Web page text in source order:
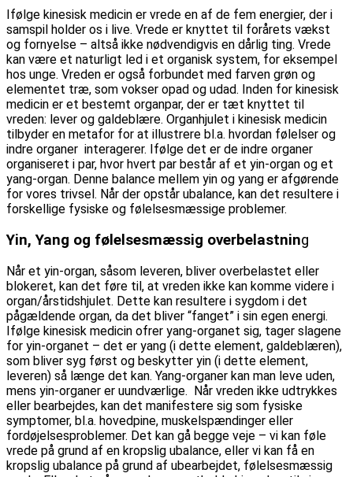
Ifølge kinesisk medicin er vrede en af de fem energier, der i
samspil holder os i live. Vrede er knyttet til forårets vækst
og fornyelse – altså ikke nødvendigvis en dårlig ting. Vrede
kan være et naturligt led i et organisk system, for eksempel
hos unge. Vreden er også forbundet med farven grøn og
elementet træ, som vokser opad og udad. Inden for kinesisk
medicin er et bestemt organpar, der er tæt knyttet til
vreden: lever og galdeblære. Organhjulet i kinesisk medicin
tilbyder en metafor for at illustrere bl.a. hvordan følelser og
indre organer interagerer. Ifølge det er de indre organer
organiseret i par, hvor hvert par består af et yin-organ og et
yang-organ. Denne balance mellem yin og yang er afgørende
for vores trivsel. Når der opstår ubalance, kan det resultere i
forskellige fysiske og følelsesmæssige problemer.
Yin, Yang og følelsesmæssig overbelastning
Når et yin-organ, såsom leveren, bliver overbelastet eller
blokeret, kan det føre til, at vreden ikke kan komme videre i
organ/årstidshjulet. Dette kan resultere i sygdom i det
pågældende organ, da det bliver “fanget” i sin egen energi.
Ifølge kinesisk medicin ofrer yang-organet sig, tager slagene
for yin-organet – det er yang (i dette element, galdeblæren),
som bliver syg først og beskytter yin (i dette element,
leveren) så længe det kan. Yang-organer kan man leve uden,
mens yin-organer er uundværlige. Når vreden ikke udtrykkes
eller bearbejdes, kan det manifestere sig som fysiske
symptomer, bl.a. hovedpine, muskelspændinger eller
fordøjelsesproblemer. Det kan gå begge veje – vi kan føle
vrede på grund af en kropslig ubalance, eller vi kan få en
kropslig ubalance på grund af ubearbejdet, følelsesmæssig